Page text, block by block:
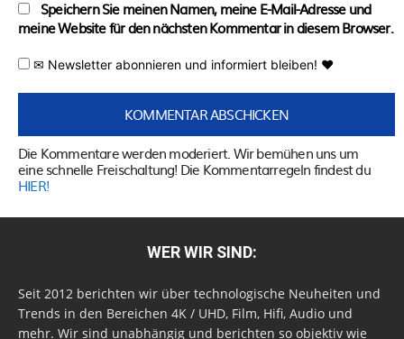
Speichern Sie meinen Namen, meine E-Mail-Adresse und
meine Website für den nächsten Kommentar in diesem Browser.
✉ Newsletter abonnieren und informiert bleiben! ♥
Die Kommentare werden moderiert. Wir bemühen uns um
eine schnelle Freischaltung! Die Kommentarregeln findest du
HIER!
WER WIR SIND:
Seit 2012 berichten wir über technologische Neuheiten und
Trends in den Bereichen 4K / UHD, Film, Hifi, Audio und
mehr. Wir sind unabhängig und berichten so objektiv wie